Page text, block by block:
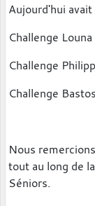
Aujourd'hui
Challenge
Challenge
Challenge
Nous
tout au long de
Séniors.